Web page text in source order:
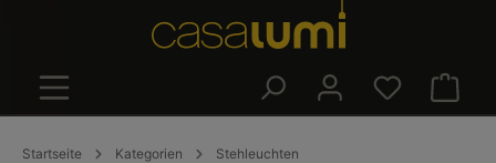
Startseite Kategorien Stehleuchten